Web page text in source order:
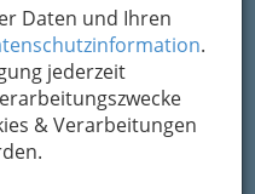
Daten und Ihren
.
jederzeit
& Verarbeitungen
Orte der Welt
genießen, dafür
Flitterwochen da.
stammt
„flittern“ vom